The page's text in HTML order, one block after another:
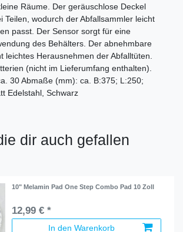
Räume. Der geräuschlose Deckel
Teilen, wodurch der Abfallsammler leicht
passt. Der Sensor sorgt für eine
des Behälters. Der abnehmbare
leichtes Herausnehmen der Abfalltüten.
(nicht im Lieferumfang enthalten).
30 Abmaße (mm): ca. B:375; L:250;
Edelstahl, Schwarz
dir auch gefallen
10" Melamin Pad One Step Combo Pad 10 Zoll
12,99 € *
In den Warenkorb